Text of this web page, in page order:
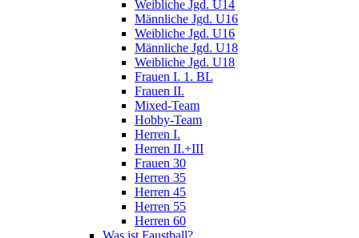
Weibliche Jgd. U14
Männliche Jgd. U16
Weibliche Jgd. U16
Männliche Jgd. U18
Weibliche Jgd. U18
Frauen I. 1. BL
Frauen II.
Mixed-Team
Hobby-Team
Herren I.
Herren II.+III
Frauen 30
Herren 35
Herren 45
Herren 55
Herren 60
Was ist Faustball?